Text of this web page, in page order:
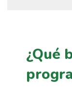
¿Qué